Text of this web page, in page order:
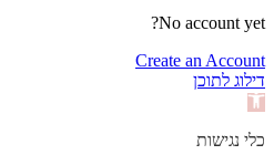
No account yet?
Create an Account
דילוג לתוכן
פתח
נגישות
כלי נגישות